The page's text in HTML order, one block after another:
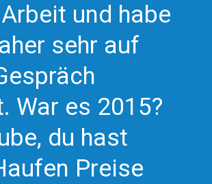
und habe
sehr auf
War es 2015?
du hast
Preise